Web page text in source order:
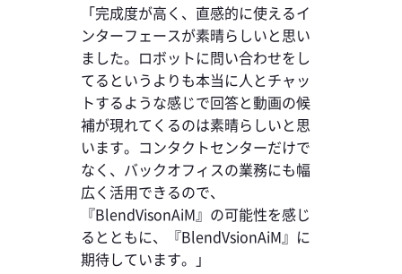
「完成度が高く、直感的に使えるイ
ンターフェースが素晴らしいと思い
ました。ロボットに問い合わせをし
てるというよりも本当に人とチャッ
トするような感じで回答と動画の候
補が現れてくるのは素晴らしいと思
います。コンタクトセンターだけで
なく、バックオフィスの業務にも幅
広く活用できるので、
『BlendVisonAiM』の可能性を感じ
るとともに、『BlendVsionAiM』に
期待しています。」